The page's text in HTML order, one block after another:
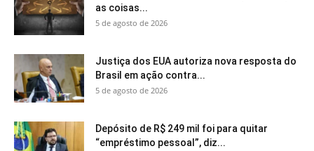
as coisas...
5 de agosto de 2026
Justiça dos EUA autoriza nova resposta do
Brasil em ação contra...
5 de agosto de 2026
Depósito de R$ 249 mil foi para quitar
“empréstimo pessoal”, diz...